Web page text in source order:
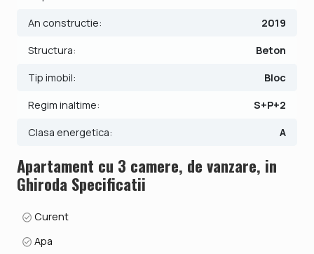
An constructie: 2019
Structura: Beton
Tip imobil: Bloc
Regim inaltime: S+P+2
Clasa energetica: A
Apartament cu 3 camere, de vanzare, in
Ghiroda Specificatii
Curent
Apa